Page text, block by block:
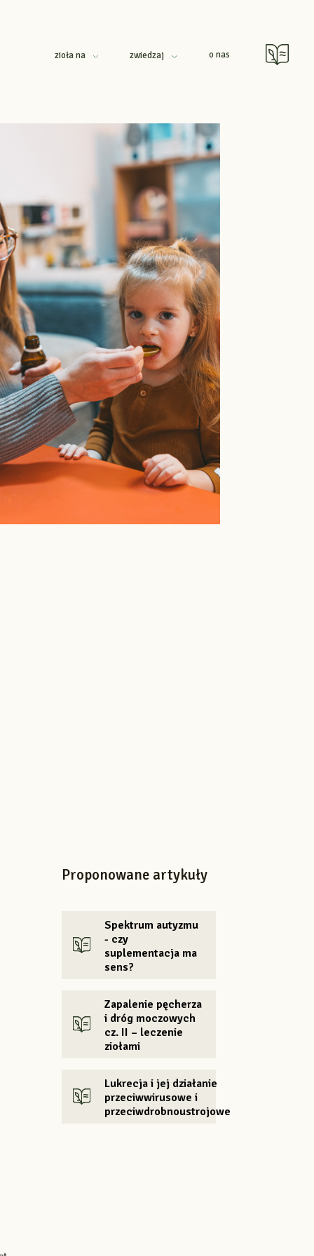
zioła na zwiedzaj o nas
Proponowane artykuły
Spektrum autyzmu
- czy
suplementacja ma
sens?
Zapalenie pęcherza
i dróg moczowych
cz. II – leczenie
ziołami
Lukrecja i jej działanie
przeciwwirusowe i
przeciwdrobnoustrojowe